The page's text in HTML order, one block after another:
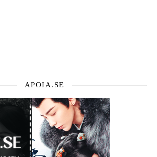
APOIA.SE